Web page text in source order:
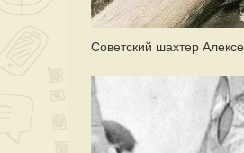
Советский шахтер